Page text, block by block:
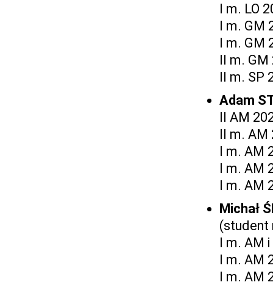
I m. LO
I m. GM
I m. GM
II m. GM
II m. SP
Adam
II AM
II m. AM
I m. AM
I m. AM
I m. AM
Michał
(student
I m. AM i
I m. AM
I m. AM